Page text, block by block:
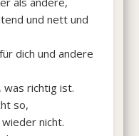
und nett und
dich und andere
richtig ist.
so,
nicht.